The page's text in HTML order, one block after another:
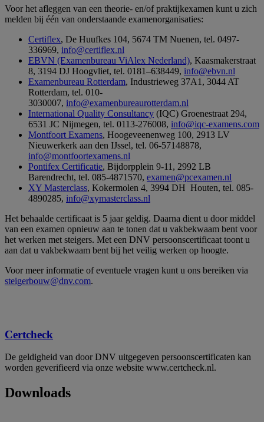
Voor het afleggen van een theorie- en/of praktijkexamen kunt u zich
melden bij één van onderstaande examenorganisaties:
Certiflex, De Huufkes 104, 5674 TM Nuenen, tel. 0497-
336969, info@certiflex.nl
EBVN (Examenbureau ViAlex Nederland), Kaasmakerstraat
8, 3194 DJ Hoogvliet, tel. 0181–638449, info@ebvn.nl
Examenbureau Rotterdam, Industrieweg 37A1, 3044 AT
Rotterdam, tel. 010-
3030007, info@examenbureaurotterdam.nl
International Quality Consultancy (IQC) Groenestraat 294,
6531 JC Nijmegen, tel. 0113-276008, info@iqc-examens.com
Montfoort Examens, Hoogeveenenweg 100, 2913 LV
Nieuwerkerk aan den IJssel, tel. 06-57148878,
info@montfoortexamens.nl
Pontifex Certificatie, Bijdorpplein 9-11, 2992 LB
Barendrecht, tel. 085-4871570, examen@pcexamen.nl
XY Masterclass, Kokermolen 4, 3994 DH Houten, tel. 085-
4890285, info@xymasterclass.nl
Het behaalde certificaat is 5 jaar geldig. Daarna dient u door middel
van een examen opnieuw aan te tonen dat u vakbekwaam bent voor
het werken met steigers. Met een DNV persoonscertificaat toont u
aan dat u vakbekwaam bent bij het veilig werken op hoogte.
Voor meer informatie of eventuele vragen kunt u ons bereiken via
steigerbouw@dnv.com.
Certcheck
De geldigheid van door DNV uitgegeven persoonscertificaten kan
worden geverifieerd via onze website www.certcheck.nl.
Downloads